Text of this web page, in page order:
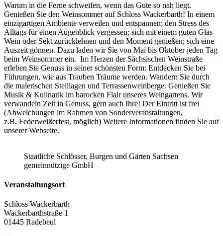
Warum in die Ferne schweifen, wenn das Gute so nah liegt.
Genießen Sie den Weinsommer auf Schloss Wackerbarth! In einem
einzigartigen Ambiente verweilen und entspannen; den Stress des
Alltags für einen Augenblick vergessen; sich mit einem guten Glas
Wein oder Sekt zurücklehnen und den Moment genießen; sich eine
Auszeit gönnen. Dazu laden wir Sie von Mai bis Oktober jeden Tag
beim Weinsommer ein. Im Herzen der Sächsischen Weinstraße
erleben Sie Genuss in seiner schönsten Form: Entdecken Sie bei
Führungen, wie aus Trauben Träume werden. Wandern Sie durch
die malerischen Steillagen und Terrassenweinberge. Genießen Sie
Musik & Kulinarik im barocken Flair unseres Weingartens. Wir
verwandeln Zeit in Genuss, gern auch Ihre! Der Eintritt ist frei
(Abweichungen im Rahmen von Sonderveranstaltungen,
z.B. Federweißerfest, möglich) Weitere Informationen finden Sie auf
unserer Webseite.
Staatliche Schlösser, Burgen und Gärten Sachsen
gemeinnützige GmbH
Veranstaltungsort
Schloss Wackerbarth
Wackerbarthstraße 1
01445 Radebeul